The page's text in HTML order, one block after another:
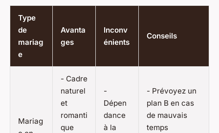
Type
de
mariag
e
Avanta
ges
Inconv
énients
Conseils
Mariag
- Cadre
naturel
et
romanti
que
-
Dépen
dance
à la
- Prévoyez un
plan B en cas
de mauvais
temps